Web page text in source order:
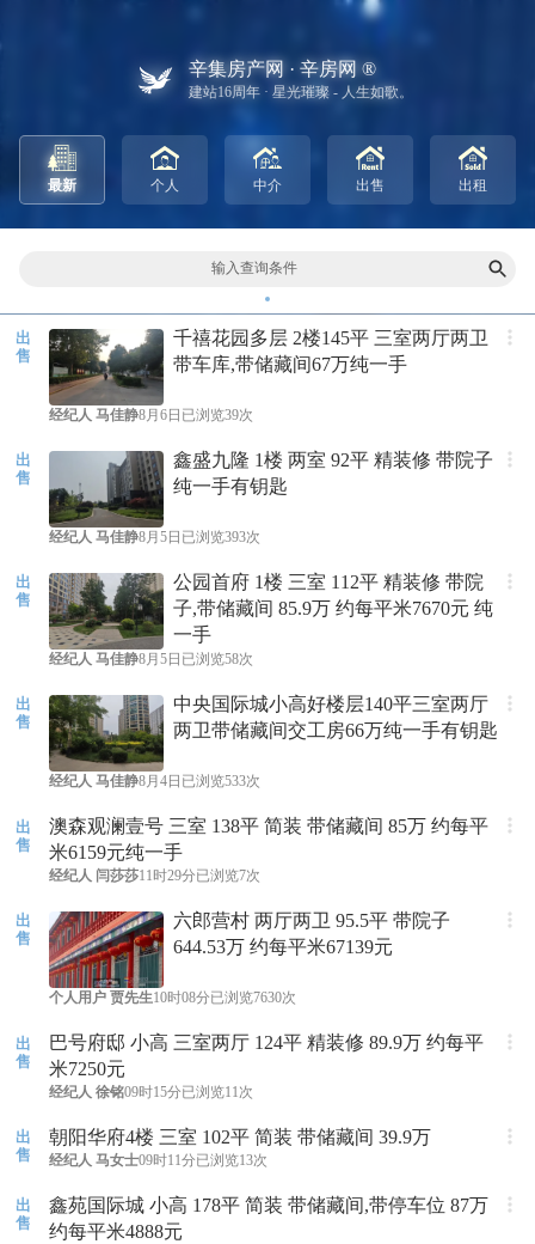
辛集房产网 · 辛房网 ®
建站16周年 · 星光璀璨 - 人生如歌。
最新 个人 中介 出售 出租
输入查询条件
出
售
千禧花园多层 2楼145平 三室两厅两卫
带车库,带储藏间67万纯一手
经纪人 马佳静8月6日 已浏览39次
出
售
鑫盛九隆 1楼 两室 92平 精装修 带院子
纯一手有钥匙
经纪人 马佳静8月5日 已浏览393次
出
售
公园首府 1楼 三室 112平 精装修 带院
子,带储藏间 85.9万 约每平米7670元 纯
一手
经纪人 马佳静8月5日 已浏览58次
出
售
中央国际城小高好楼层140平三室两厅
两卫带储藏间交工房66万纯一手有钥匙
经纪人 马佳静8月4日 已浏览533次
出
售
澳森观澜壹号 三室 138平 简装 带储藏间 85万 约每平
米6159元纯一手
经纪人 闫莎莎11时29分已浏览7次
出
售
六郎营村 两厅两卫 95.5平 带院子
644.53万 约每平米67139元
个人用户 贾先生10时08分已浏览7630次
出
售
巴号府邸 小高 三室两厅 124平 精装修 89.9万 约每平
米7250元
经纪人 徐铭09时15分已浏览11次
出
售
朝阳华府4楼 三室 102平 简装 带储藏间 39.9万
经纪人 马女士09时11分已浏览13次
出
售
鑫苑国际城 小高 178平 简装 带储藏间,带停车位 87万
约每平米4888元